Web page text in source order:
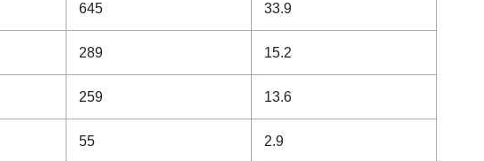
645 33.9
289 15.2
259 13.6
55 2.9